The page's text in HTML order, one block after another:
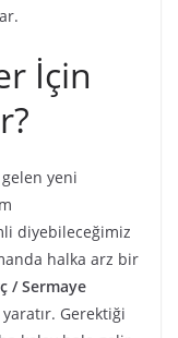
İçin
yeni
diyebileceğimiz
halka arz bir
/ Sermaye
Gerektiği